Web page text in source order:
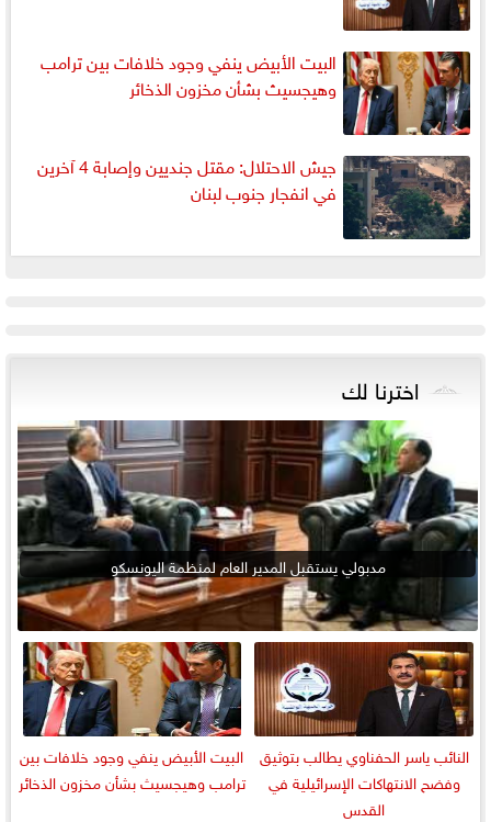
البيت الأبيض ينفي وجود خلافات بين ترامب
وهيجسيث بشأن مخزون الذخائر
جيش الاحتلال: مقتل جنديين وإصابة 4 آخرين
في انفجار جنوب لبنان
اخترنا لك
مدبولي يستقبل المدير العام لمنظمة اليونسكو
النائب ياسر الحفناوي يطالب بتوثيق
وفضح الانتهاكات الإسرائيلية في
القدس
البيت الأبيض ينفي وجود خلافات بين
ترامب وهيجسيث بشأن مخزون الذخائر